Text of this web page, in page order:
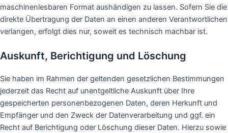
maschinenlesbaren Format aushändigen zu lassen. Sofern Sie die
direkte Übertragung der Daten an einen anderen Verantwortlichen
verlangen, erfolgt dies nur, soweit es technisch machbar ist.
Auskunft, Berichtigung und Löschung
Sie haben im Rahmen der geltenden gesetzlichen Bestimmungen
jederzeit das Recht auf unentgeltliche Auskunft über Ihre
gespeicherten personenbezogenen Daten, deren Herkunft und
Empfänger und den Zweck der Datenverarbeitung und ggf. ein
Recht auf Berichtigung oder Löschung dieser Daten. Hierzu sowie